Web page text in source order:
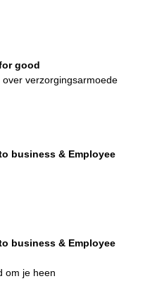
good
verzorgingsarmoede
business & Employee
business & Employee
om je heen